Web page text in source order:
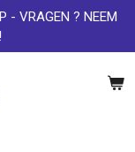
- VRAGEN ? NEEM